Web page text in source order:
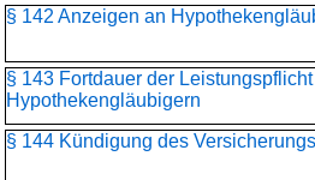
§ 142 Anzeigen an
§ 143 Fortdauer der
Hypothekengläubigern
§ 144 Kündigung des